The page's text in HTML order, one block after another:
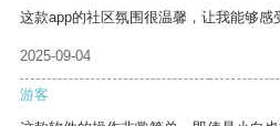
这款app的社区氛围很温馨，让我能够感
2025-09-04
游客